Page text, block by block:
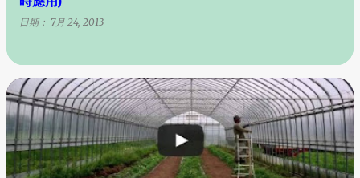
日期： 7月 24, 2013